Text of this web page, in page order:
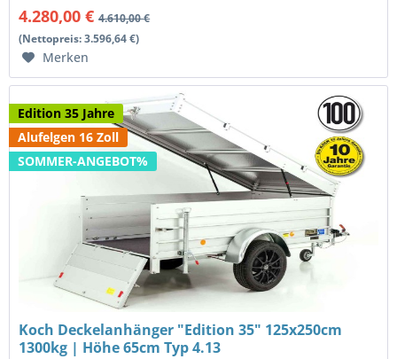
4.280,00 € 4.610,00 €
(Nettopreis: 3.596,64 €)
Merken
Edition 35 Jahre
Alufelgen 16 Zoll
SOMMER-ANGEBOT%
Koch Deckelanhänger "Edition 35" 125x250cm
1300kg | Höhe 65cm Typ 4.13